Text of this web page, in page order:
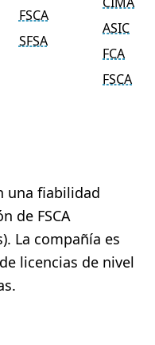
FSCA
SFSA
ASIC
FCA
FSCA
una fiabilidad
de FSCA
La compañía es
licencias de nivel